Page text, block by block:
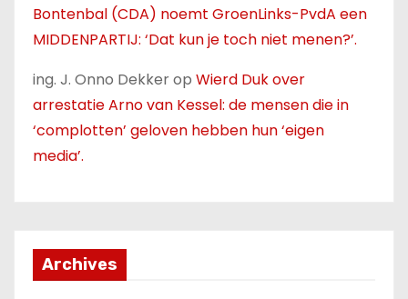
Bontenbal (CDA) noemt GroenLinks-PvdA een
MIDDENPARTIJ: ‘Dat kun je toch niet menen?’.
ing. J. Onno Dekkerop Wierd Duk over
arrestatie Arno van Kessel: de mensen die in
‘complotten’ geloven hebben hun ‘eigen
media’.
Archives